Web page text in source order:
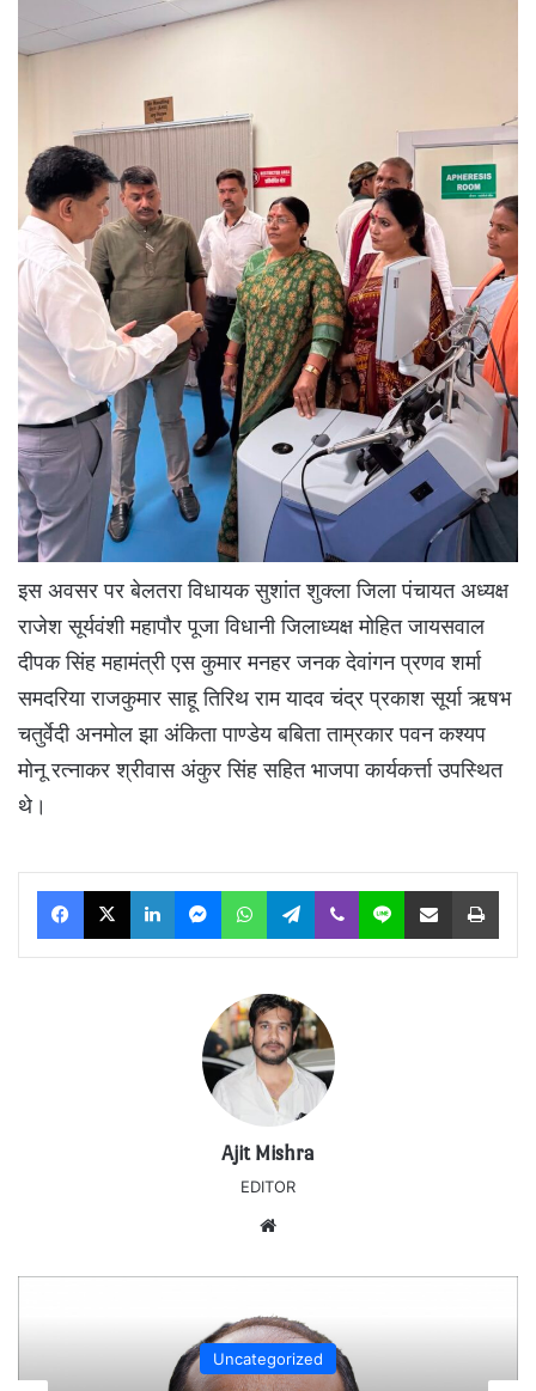
इस अवसर पर बेलतरा विधायक सुशांत शुक्ला जिला पंचायत अध्यक्ष
राजेश सूर्यवंशी महापौर पूजा विधानी जिलाध्यक्ष मोहित जायसवाल
दीपक सिंह महामंत्री एस कुमार मनहर जनक देवांगन प्रणव शर्मा
समदरिया राजकुमार साहू तिरिथ राम यादव चंद्र प्रकाश सूर्या ऋषभ
चतुर्वेदी अनमोल झा अंकिता पाण्डेय बबिता ताम्रकार पवन कश्यप
मोनू रत्नाकर श्रीवास अंकुर सिंह सहित भाजपा कार्यकर्त्ता उपस्थित
थे।
Facebook
X LinkedInMessengerWhatsAppTelegram
Viber Line Share via Email Print
Ajit Mishra
EDITOR
Uncategorized